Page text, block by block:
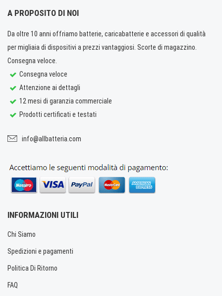
A PROPOSITO DI NOI
Da oltre 10 anni offriamo batterie, caricabatterie e accessori di qualità
per migliaia di dispositivi a prezzi vantaggiosi. Scorte di magazzino.
Consegna veloce.
Consegna veloce
Attenzione ai dettagli
12 mesi di garanzia commerciale
Prodotti certificati e testati
info@allbatteria.com
INFORMAZIONI UTILI
Chi Siamo
Spedizioni e pagamenti
Politica Di Ritorno
FAQ